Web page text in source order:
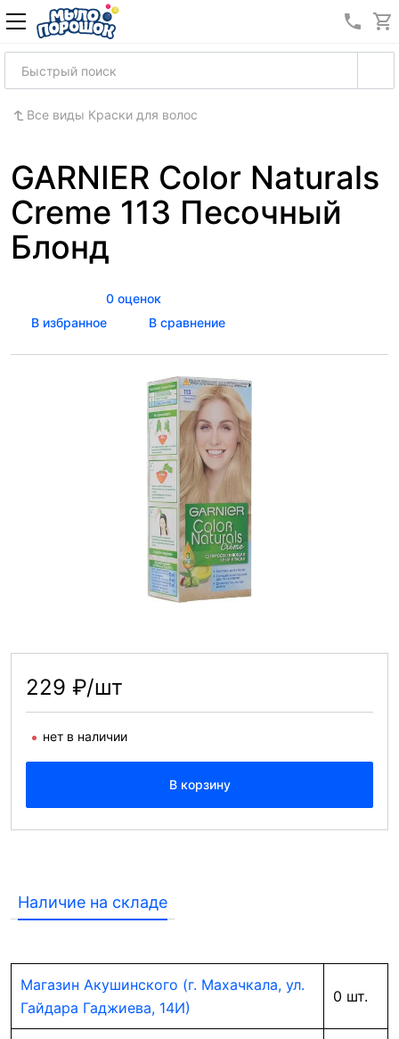
8
Все виды Краски для волос
GARNIER Color Naturals
Creme 113 Песочный
Блонд
0 оценок
В избранное
В сравнение
229 ₽/шт
нет в наличии
В корзину
Наличие на складе
Магазин Акушинского (г. Махачкала, ул.
Гайдара Гаджиева, 14И)
0 шт.